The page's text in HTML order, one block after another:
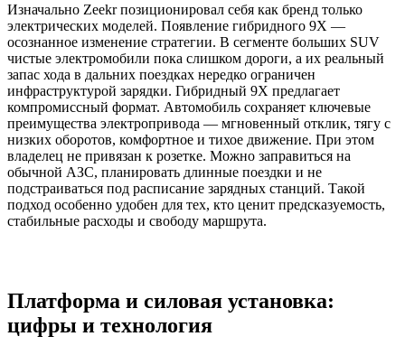
Изначально Zeekr позиционировал себя как бренд только
электрических моделей. Появление гибридного 9X —
осознанное изменение стратегии. В сегменте больших SUV
чистые электромобили пока слишком дороги, а их реальный
запас хода в дальних поездках нередко ограничен
инфраструктурой зарядки. Гибридный 9X предлагает
компромиссный формат. Автомобиль сохраняет ключевые
преимущества электропривода — мгновенный отклик, тягу с
низких оборотов, комфортное и тихое движение. При этом
владелец не привязан к розетке. Можно заправиться на
обычной АЗС, планировать длинные поездки и не
подстраиваться под расписание зарядных станций. Такой
подход особенно удобен для тех, кто ценит предсказуемость,
стабильные расходы и свободу маршрута.
Платформа и силовая установка:
цифры и технология